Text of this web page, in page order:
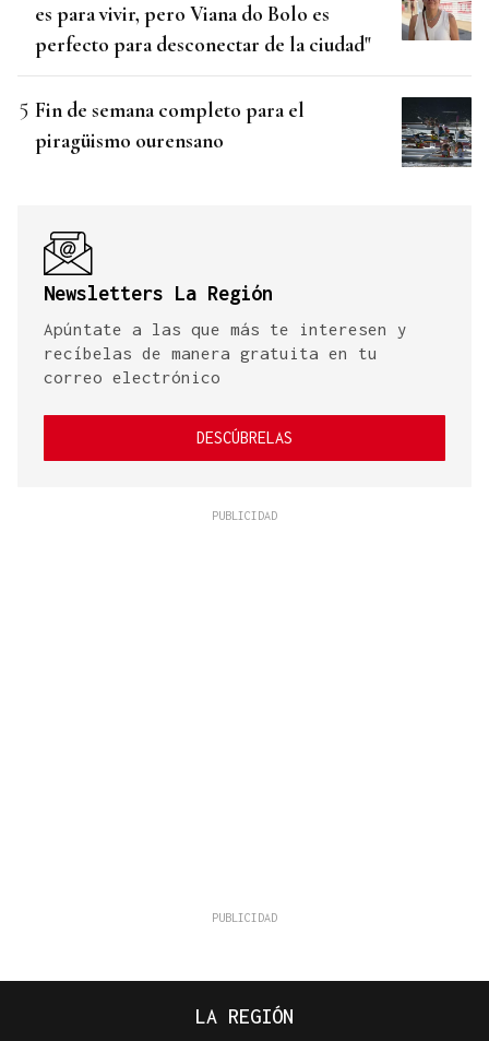
es para vivir, pero Viana do Bolo es
perfecto para desconectar de la ciudad"
Fin de semana completo para el
piragüismo ourensano
Newsletters La Región
Apúntate a las que más te interesen y
recíbelas de manera gratuita en tu
correo electrónico
DESCÚBRELAS
LA REGIÓN